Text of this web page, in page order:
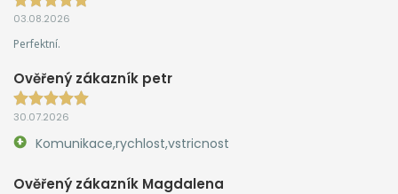
03.08.2026
Perfektní.
Ověřený zákazník petr
30.07.2026
Komunikace,rychlost,vstricnost
Ověřený zákazník Magdalena